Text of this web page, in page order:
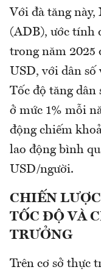
Với đà tăng này,
(ADB), ước tính
trong năm 2025
USD, với dân số
Tốc độ tăng
ở mức 1% mỗi
động chiếm
lao động bình
USD/người.
CHIẾN
TỐC ĐỘ VÀ
TRƯỞNG
Trên cơ sở thực